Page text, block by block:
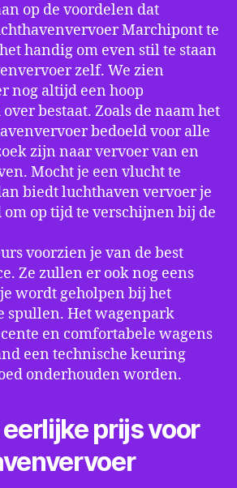
op de voordelen dat
Marchipont te
handig om even stil te staan
zelf. We zien
nog altijd een hoop
bestaat. Zoals de naam het
bedoeld voor alle
zijn naar vervoer van en
Mocht je een vlucht te
biedt luchthaven vervoer je
op tijd te verschijnen bij de
voorzien je van de best
Ze zullen er ook nog eens
wordt geholpen bij het
spullen. Het wagenpark
en comfortabele wagens
een technische keuring
onderhouden worden.
prijs voor